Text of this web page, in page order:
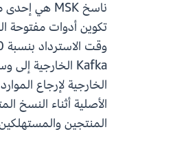
الأصلية أثناء النسخ
المنتجين